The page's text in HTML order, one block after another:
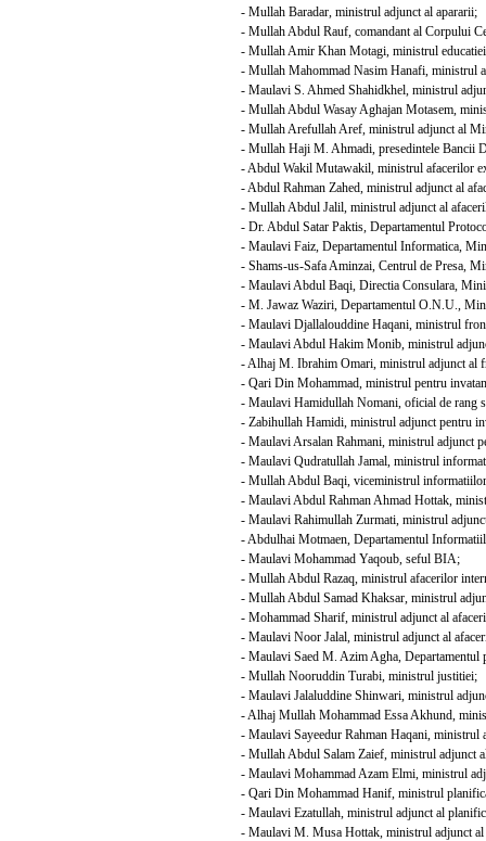
- Mullah Baradar, ministrul adjunct al apararii;
- Mullah Abdul Rauf, comandant al Corpului
- Mullah Amir Khan Motagi, ministrul
- Mullah Mahommad Nasim Hanafi, ministrul
- Maulavi S. Ahmed Shahidkhel, ministrul
- Mullah Abdul Wasay Aghajan Motasem,
- Mullah Arefullah Aref, ministrul adjunct al
- Mullah Haji M. Ahmadi, presedintele Bancii
- Abdul Wakil Mutawakil, ministrul afacerilor
- Abdul Rahman Zahed, ministrul adjunct al
- Mullah Abdul Jalil, ministrul adjunct al
- Dr. Abdul Satar Paktis, Departamentul
- Maulavi Faiz, Departamentul Informatica,
- Shams-us-Safa Aminzai, Centrul de Presa,
- Maulavi Abdul Baqi, Directia Consulara,
- M. Jawaz Waziri, Departamentul O.N.U.,
- Maulavi Djallalouddine Haqani, ministrul
- Maulavi Abdul Hakim Monib, ministrul
- Alhaj M. Ibrahim Omari, ministrul adjunct al
- Qari Din Mohammad, ministrul pentru
- Maulavi Hamidullah Nomani, oficial de rang
- Zabihullah Hamidi, ministrul adjunct pentru
- Maulavi Arsalan Rahmani, ministrul adjunct
- Maulavi Qudratullah Jamal, ministrul
- Mullah Abdul Baqi, viceministrul
- Maulavi Abdul Rahman Ahmad Hottak,
- Maulavi Rahimullah Zurmati, ministrul
- Abdulhai Motmaen, Departamentul
- Maulavi Mohammad Yaqoub, seful BIA;
- Mullah Abdul Razaq, ministrul afacerilor
- Mullah Abdul Samad Khaksar, ministrul
- Mohammad Sharif, ministrul adjunct al
- Maulavi Noor Jalal, ministrul adjunct al
- Maulavi Saed M. Azim Agha, Departamentul
- Mullah Nooruddin Turabi, ministrul justitiei;
- Maulavi Jalaluddine Shinwari, ministrul
- Alhaj Mullah Mohammad Essa Akhund,
- Maulavi Sayeedur Rahman Haqani, ministrul
- Mullah Abdul Salam Zaief, ministrul adjunct
- Maulavi Mohammad Azam Elmi, ministrul
- Qari Din Mohammad Hanif, ministrul
- Maulavi Ezatullah, ministrul adjunct al
- Maulavi M. Musa Hottak, ministrul adjunct